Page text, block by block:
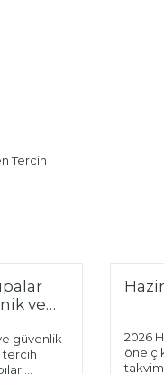
ve
güvenlik
tercih
2026
öne